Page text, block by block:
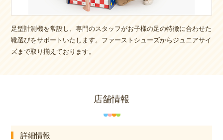
足型計測機を常設し、専門のスタッフがお子様の足の特徴に合わせた
靴選びをサポートいたします。ファーストシューズからジュニアサイ
ズまで取り揃えております。
店舗情報
詳細情報